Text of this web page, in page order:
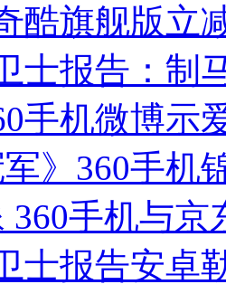
酷旗舰版立
士报告：制
手机微博示
军》360手机
360手机与京
士报告安卓